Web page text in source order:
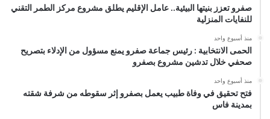
صفرو تعزز بنيتها البيئية.. عامل الإقليم يطلق مشروع مركز الطمر التقني
للنفايات المنزلية
منذ أسبوع واحد
الحمى الانتخابية : رئيس جماعة صفرو يمنع مسؤول من الإدلاء بتصريح
صحفي خلال تدشين مشروع بصفرو
منذ أسبوع واحد
فتح تحقيق في وفاة طبيب يعمل بصفرو إثر سقوطه من شرفة شقته
بمدينة فاس